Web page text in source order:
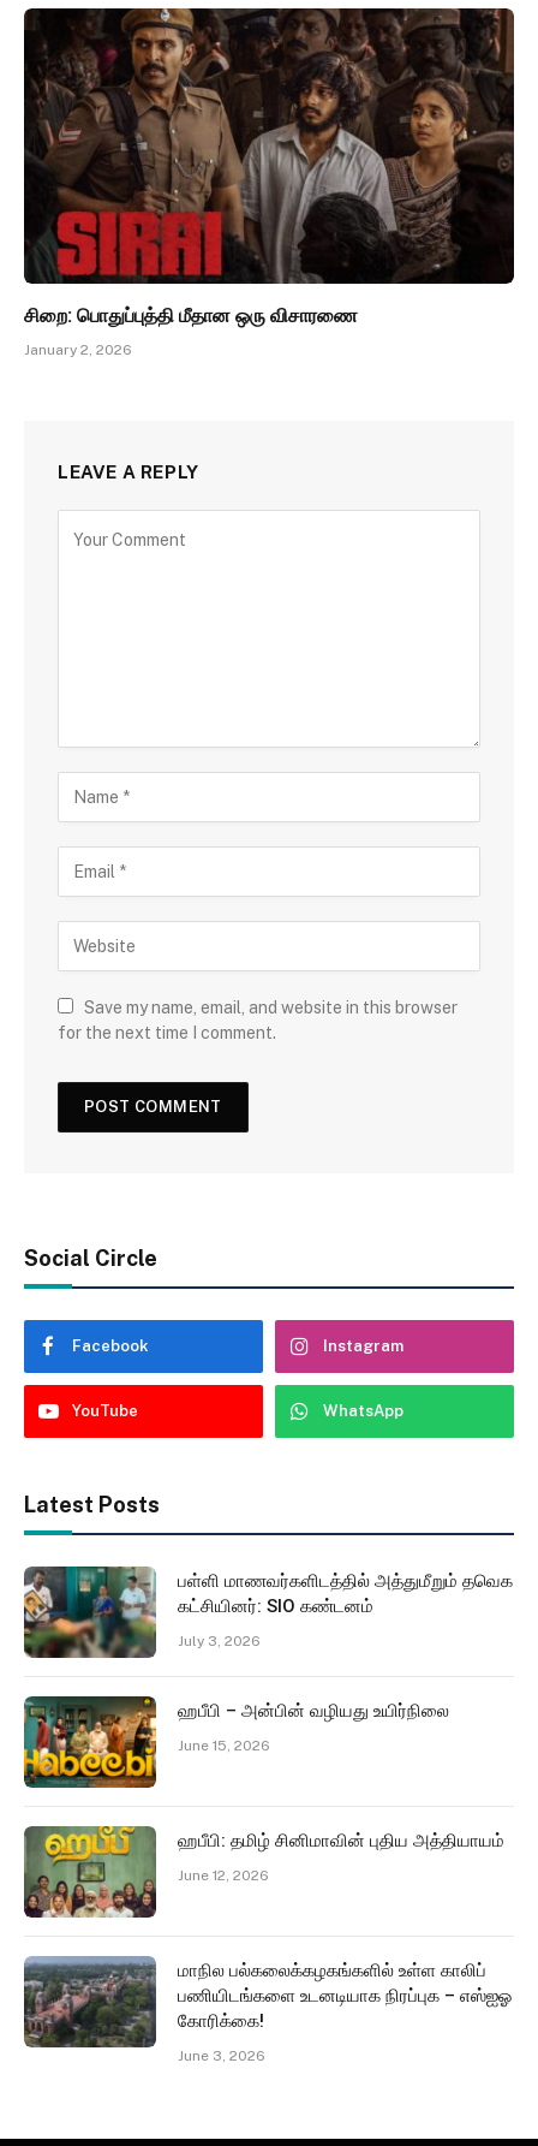
சிறை: பொதுப்புத்தி மீதான ஒரு விசாரணை
January 2, 2026
LEAVE A REPLY
Save my name, email, and website in this browser
for the next time I comment.
Social Circle
Facebook Instagram
YouTube WhatsApp
Latest Posts
பள்ளி மாணவர்களிடத்தில் அத்துமீறும் தவெக
கட்சியினர்: SIO கண்டனம்
July 3, 2026
ஹபீபி – அன்பின் வழியது உயிர்நிலை
June 15, 2026
ஹபீபி: தமிழ் சினிமாவின் புதிய அத்தியாயம்
June 12, 2026
மாநில பல்கலைக்கழகங்களில் உள்ள காலிப்
பணியிடங்களை உடனடியாக நிரப்புக – எஸ்ஐஓ
கோரிக்கை!
June 3, 2026